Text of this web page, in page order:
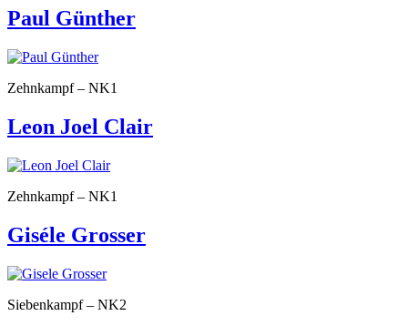
Paul Günther
Zehnkampf – NK1
Leon Joel Clair
Zehnkampf – NK1
Giséle Grosser
Siebenkampf – NK2